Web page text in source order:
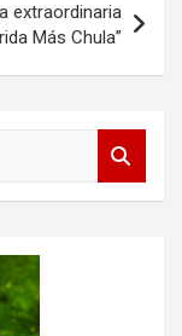
extraordinaria
Más Chula”